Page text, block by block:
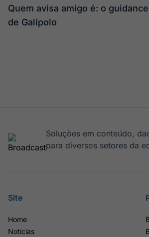
Quem avisa amigo é: o guidance
de Galípolo
Soluções em conteúdo,
para diversos setores da
Site
Home
Notícias